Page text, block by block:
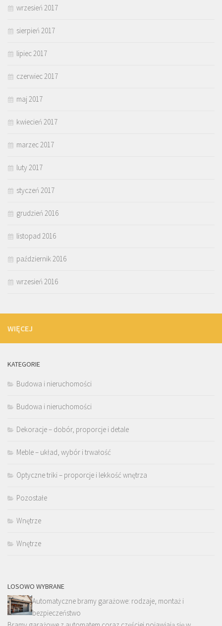
wrzesień 2017
sierpień 2017
lipiec 2017
czerwiec 2017
maj 2017
kwiecień 2017
marzec 2017
luty 2017
styczeń 2017
grudzień 2016
listopad 2016
październik 2016
wrzesień 2016
WIĘCEJ
KATEGORIE
Budowa i nieruchomości
Budowa i nieruchomości
Dekoracje – dobór, proporcje i detale
Meble – układ, wybór i trwałość
Optyczne triki – proporcje i lekkość wnętrza
Pozostałe
Wnętrze
Wnętrze
LOSOWO WYBRANE
Automatyczne bramy garażowe: rodzaje, montaż i
bezpieczeństwo